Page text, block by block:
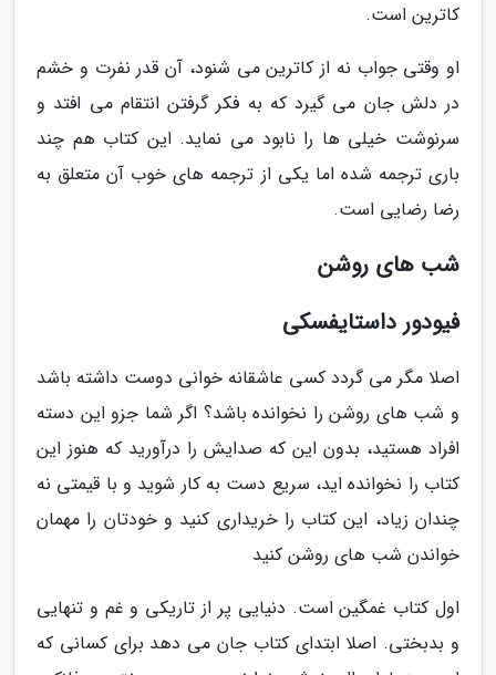
کاترین است.
او وقتی جواب نه از کاترین می شنود، آن قدر نفرت و خشم
در دلش جان می گیرد که به فکر گرفتن انتقام می افتد و
سرنوشت خیلی ها را نابود می نماید. این کتاب هم چند
باری ترجمه شده اما یکی از ترجمه های خوب آن متعلق به
رضا رضایی است.
شب های روشن
فیودور داستایفسکی
اصلا مگر می گردد کسی عاشقانه خوانی دوست داشته باشد
و شب های روشن را نخوانده باشد؟ اگر شما جزو این دسته
افراد هستید، بدون این که صدایش را درآورید که هنوز این
کتاب را نخوانده اید، سریع دست به کار شوید و با قیمتی نه
چندان زیاد، این کتاب را خریداری کنید و خودتان را مهمان
خواندن شب های روشن کنید
اول کتاب غمگین است. دنیایی پر از تاریکی و غم و تنهایی
و بدبختی. اصلا ابتدای کتاب جان می دهد برای کسانی که